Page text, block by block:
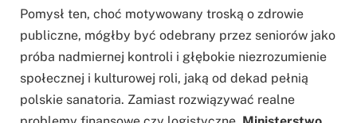
Pomysł ten, choć motywowany troską o zdrowie
publiczne, mógłby być odebrany przez seniorów jako
próba nadmiernej kontroli i głębokie niezrozumienie
społecznej i kulturowej roli, jaką od dekad pełnią
polskie sanatoria. Zamiast rozwiązywać realne